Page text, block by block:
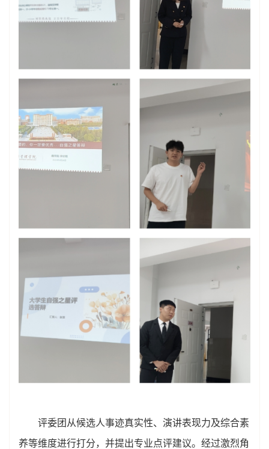
评委团从候选人事迹真实性、演讲表现力及综合素
养等维度进行打分，并提出专业点评建议。经过激烈角